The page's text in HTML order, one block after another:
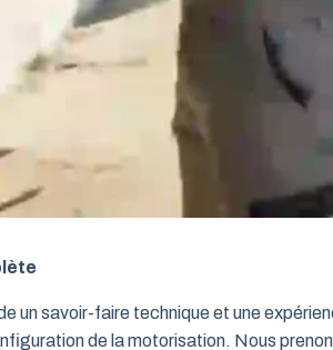
un savoir-faire technique et une
de la motorisation. Nous